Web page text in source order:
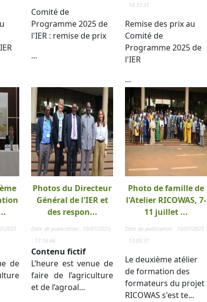
Comité de
Programme 2025 de
l'IER : remise de prix
...
- 14:33:31
Remise des prix au
Comité de
Programme 2025 de
l'IER
...
2025
de
Photos du Directeur
Général de l'IER et
des respon...
Date de publication : 10/07/2025
- 13:16:46
Contenu fictif
L’heure est venue de
faire de l’agriculture
et de l’agroal...
Photo de famille de
l'Atelier RICOWAS, 7-
11 juillet ...
Date de publication : 10/07/2025
- 13:05:31
Le deuxième atélier
de formation des
formateurs du projet
RICOWAS s'est te...